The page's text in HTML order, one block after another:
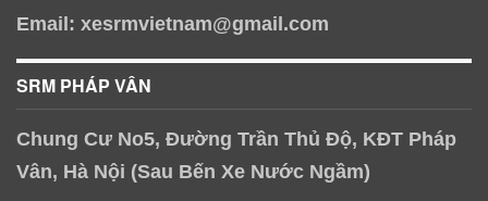
Email: xesrmvietnam@gmail.com
SRM PHÁP VÂN
Chung Cư No5, Đường Trần Thủ Độ, KĐT Pháp
Vân, Hà Nội (Sau Bến Xe Nước Ngầm)